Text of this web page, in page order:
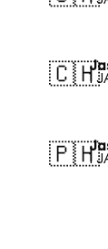
🇨🇭
1
🇵🇭
1